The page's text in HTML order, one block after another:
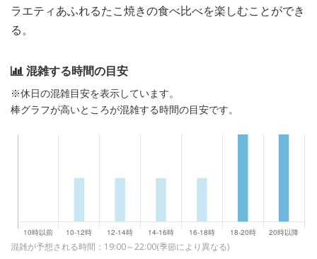
ラエティあふれるたこ焼きの食べ比べを楽しむことができ
る。
混雑する時間の目安
※休日の混雑目安を表示しています。
棒グラフが高いところが混雑する時間の目安です。
混雑が予想される時間：19:00～22:00(季節により異なる)